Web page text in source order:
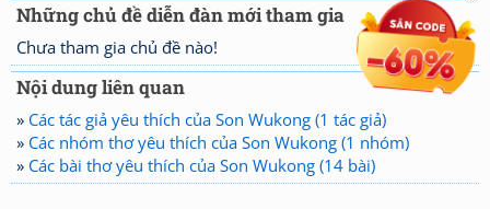
Những chủ đề diễn đàn mới tham gia
Chưa tham gia chủ đề nào!
Nội dung liên quan
» Các tác giả yêu thích của Son Wukong (1 tác giả)
» Các nhóm thơ yêu thích của Son Wukong (1 nhóm)
» Các bài thơ yêu thích của Son Wukong (14 bài)